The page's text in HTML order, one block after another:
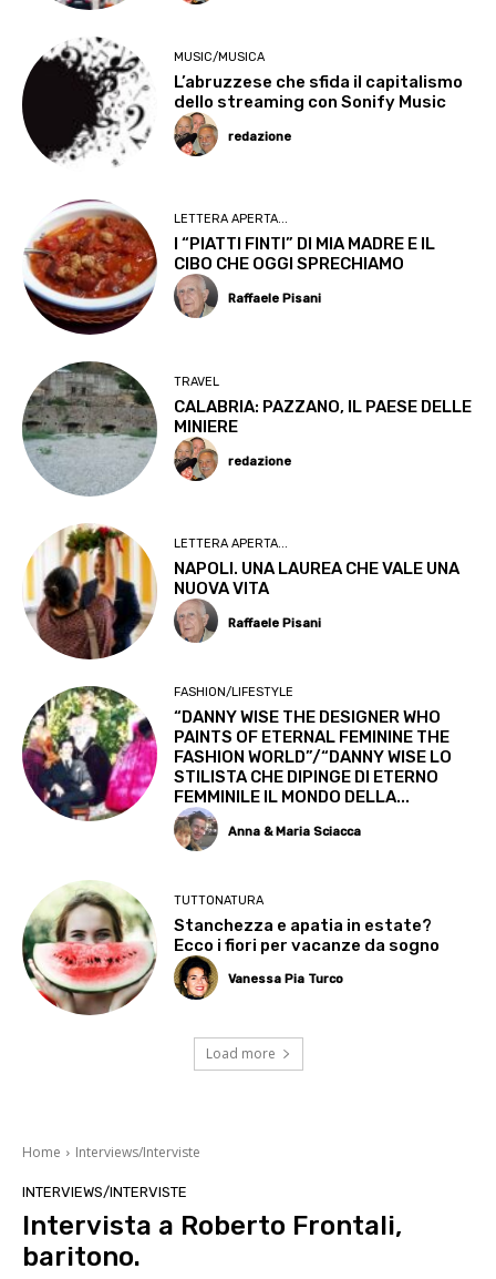
MUSIC/MUSICA
L’abruzzese che sfida il capitalismo
dello streaming con Sonify Music
redazione
LETTERA APERTA...
I “PIATTI FINTI” DI MIA MADRE E IL
CIBO CHE OGGI SPRECHIAMO
Raffaele Pisani
TRAVEL
CALABRIA: PAZZANO, IL PAESE DELLE
MINIERE
redazione
LETTERA APERTA...
NAPOLI. UNA LAUREA CHE VALE UNA
NUOVA VITA
Raffaele Pisani
FASHION/LIFESTYLE
“DANNY WISE THE DESIGNER WHO
PAINTS OF ETERNAL FEMININE THE
FASHION WORLD”/“DANNY WISE LO
STILISTA CHE DIPINGE DI ETERNO
FEMMINILE IL MONDO DELLA...
Anna & Maria Sciacca
TUTTONATURA
Stanchezza e apatia in estate?
Ecco i fiori per vacanze da sogno
Vanessa Pia Turco
Load more